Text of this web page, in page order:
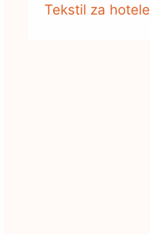
Tekstil za hotele